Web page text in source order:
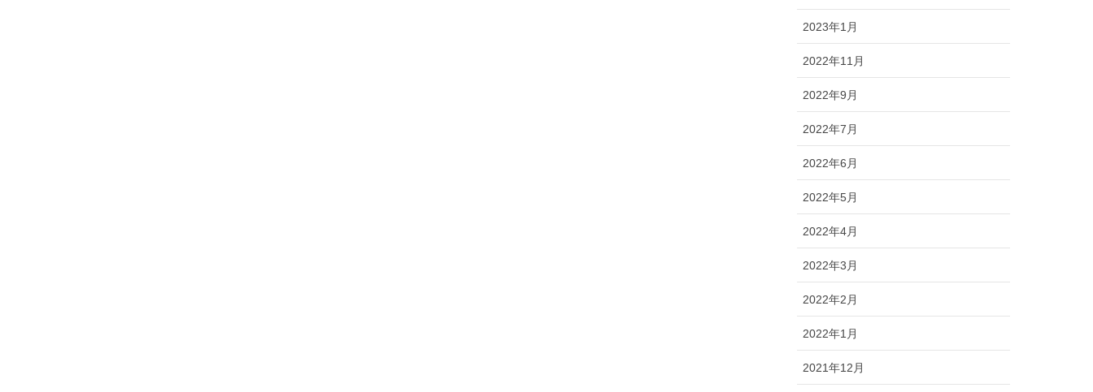
2023年1月
2022年11月
2022年9月
2022年7月
2022年6月
2022年5月
2022年4月
2022年3月
2022年2月
2022年1月
2021年12月